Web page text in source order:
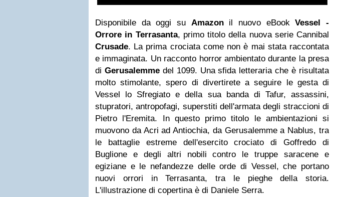
Disponibile da oggi su Amazonil nuovo eBookVessel -
Orrore in Terrasanta, primo titolo della nuova serie Cannibal
Crusade. La prima crociata come non è mai stata raccontata
e immaginata. Un racconto horror ambientato durante la presa
di Gerusalemmedel 1099. Una sfida letteraria che è risultata
molto stimolante, spero di divertirete a seguire le gesta di
Vessel lo Sfregiato e della sua banda di Tafur, assassini,
stupratori, antropofagi, superstiti dell'armata degli straccioni di
Pietro l'Eremita. In questo primo titolo le ambientazioni si
muovono da Acri ad Antiochia, da Gerusalemme a Nablus, tra
le battaglie estreme dell'esercito crociato di Goffredo di
Buglione e degli altri nobili contro le truppe saracene e
egiziane e le nefandezze delle orde di Vessel, che portano
nuovi orrori in Terrasanta, tra le pieghe della storia.
L'illustrazione di copertina è di Daniele Serra.